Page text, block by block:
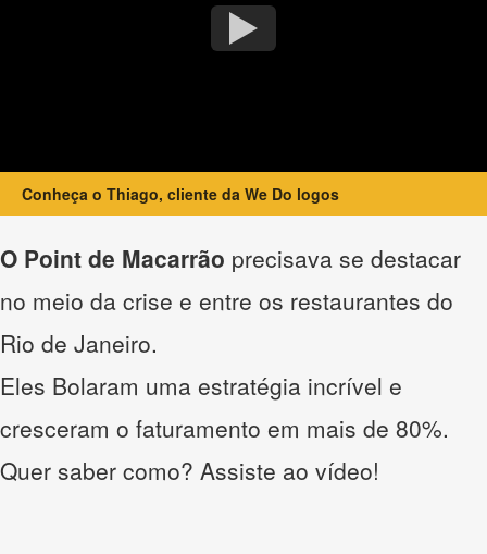
Conheça o Thiago, cliente da We Do logos
O Point de Macarrão precisava se destacar
no meio da crise e entre os restaurantes do
Rio de Janeiro.
Eles Bolaram uma estratégia incrível e
cresceram o faturamento em mais de 80%.
Quer saber como? Assiste ao vídeo!